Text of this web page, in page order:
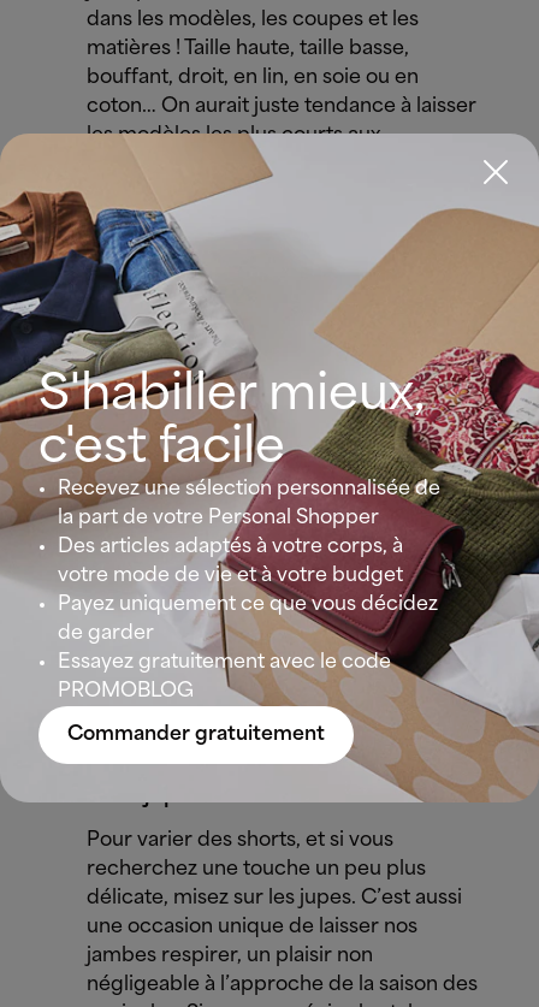
dans les modèles, les coupes et les
matières ! Taille haute, taille basse,
bouffant, droit, en lin, en soie ou en
coton… On aurait juste tendance à laisser
les modèles les plus courts aux
adolescents (parce qu’ils sont aussi
beaucoup plus complexes à adapter à
toutes les occasions).
Le débardeur (ou marcel)
On l’a vu faire son retour sur les podiums
et sur le dos de toutes les « It Girls ». Le
marcel est lui aussi un atout bien
pratique pour l’été, notamment parce
qu’il accompagne à peu près tout le
reste de notre vestiaire. On peut le
glisser sous une chemise ouverte, dans
une jupe plissée ou dans un short taille
haute, dans un palazzo en lin… Il suffit
juste de trouverla bonne forme de
décolletépour vous etla couleur en
harmonie avec votre teint de peau
Pour varier des shorts, et si vous
recherchez une touche un peu plus
délicate, misez sur les jupes. C’est aussi
une occasion unique de laisser nos
jambes respirer, un plaisir non
négligeable à l’approche de la saison des
S'habiller mieux,
c'est facile
Recevez une sélection personnalisée de
la part de votre Personal Shopper
Des articles adaptés à votre corps, à
votre mode de vie et à votre budget
Payez uniquement ce que vous décidez
de garder
Essayez gratuitement avec le code
PROMOBLOG
Commander gratuitement